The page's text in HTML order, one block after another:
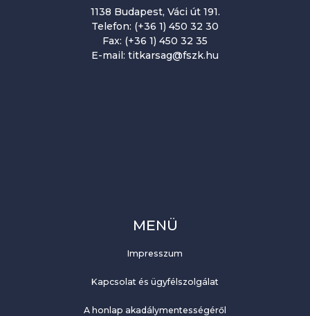
1138 Budapest, Váci út 191.
Telefon: (+36 1) 450 32 30
Fax: (+36 1) 450 32 35
E-mail: titkarsag@fszk.hu
MENÜ
Impresszum
Kapcsolat és ügyfélszolgálat
A honlap akadálymentességéről